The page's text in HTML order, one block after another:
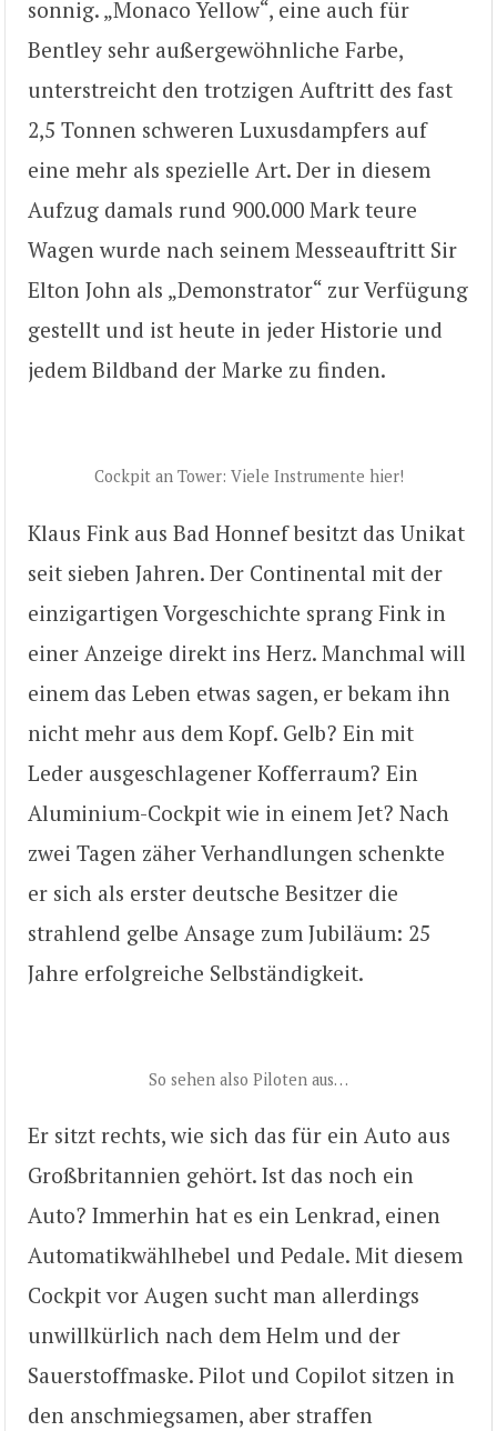
sonnig. „Monaco Yellow“, eine auch für
Bentley sehr außergewöhnliche Farbe,
unterstreicht den trotzigen Auftritt des fast
2,5 Tonnen schweren Luxusdampfers auf
eine mehr als spezielle Art. Der in diesem
Aufzug damals rund 900.000 Mark teure
Wagen wurde nach seinem Messeauftritt Sir
Elton John als „Demonstrator“ zur Verfügung
gestellt und ist heute in jeder Historie und
jedem Bildband der Marke zu finden.
Cockpit an Tower: Viele Instrumente hier!
Klaus Fink aus Bad Honnef besitzt das Unikat
seit sieben Jahren. Der Continental mit der
einzigartigen Vorgeschichte sprang Fink in
einer Anzeige direkt ins Herz. Manchmal will
einem das Leben etwas sagen, er bekam ihn
nicht mehr aus dem Kopf. Gelb? Ein mit
Leder ausgeschlagener Kofferraum? Ein
Aluminium-Cockpit wie in einem Jet? Nach
zwei Tagen zäher Verhandlungen schenkte
er sich als erster deutsche Besitzer die
strahlend gelbe Ansage zum Jubiläum: 25
Jahre erfolgreiche Selbständigkeit.
So sehen also Piloten aus…
Er sitzt rechts, wie sich das für ein Auto aus
Großbritannien gehört. Ist das noch ein
Auto? Immerhin hat es ein Lenkrad, einen
Automatikwählhebel und Pedale. Mit diesem
Cockpit vor Augen sucht man allerdings
unwillkürlich nach dem Helm und der
Sauerstoffmaske. Pilot und Copilot sitzen in
den anschmiegsamen, aber straffen